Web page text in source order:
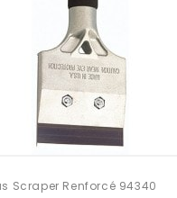
Scraper Renforcé 94340